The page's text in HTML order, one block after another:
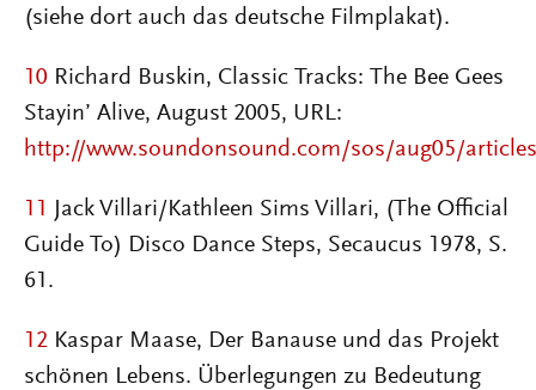
(siehe dort auch das deutsche Filmplakat).
10 Richard Buskin, Classic Tracks: The Bee Gees
Stayin’ Alive, August 2005, URL:
http://www.soundonsound.com/sos/aug05/
11 Jack Villari/Kathleen Sims Villari, (The Official
Guide To) Disco Dance Steps, Secaucus 1978, S.
61.
12 Kaspar Maase, Der Banause und das Projekt
schönen Lebens. Überlegungen zu Bedeutung